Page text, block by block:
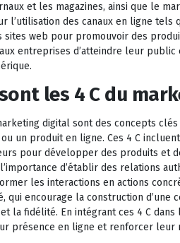
et les magazines, ainsi que le
l’utilisation des canaux en ligne
web pour promouvoir des
entreprises d’atteindre leur public
les 4 C du
digital sont des concepts
un produit en ligne. Ces 4 C
pour développer des produits et
d’établir des relations
les interactions en actions
qui encourage la construction
et la fidélité. En intégrant ces 4 C
présence en ligne et renforcer leur